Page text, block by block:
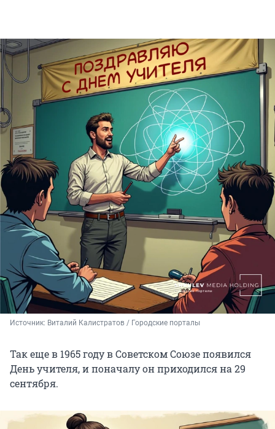
Источник: Виталий Калистратов / Городские порталы
Так еще в 1965 году в Советском Союзе появился
День учителя, и поначалу он приходился на 29
сентября.